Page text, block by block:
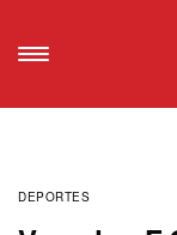
DEPORTES